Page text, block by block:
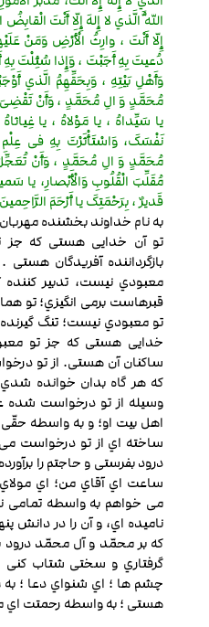
اللَّهُ الَّذي لا إِلهَ إِلّا أَنْتَ
إِلّا أَنْتَ ، وارِثُ الْأَرْضِ وَمَنْ
دُعیتَ بِهِ أَجَبْتَ ، وَإِذا سُئِلْتَ
وَأَهْلِ بَیْتِهِ ، وَبِحَقِّهِمُ الَّذي
مُحَمَّدٍ وَ الِ مُحَمَّدٍ ، وَأَنْ تَقْضِیَ
یا سَیِّداهُ ، یا مَوْلاهُ ، یا
نَفْسَکَ، وَاسْتَأْثَرْتَ بِهِ فی
مُحَمَّدٍ وَ الِ مُحَمَّدٍ ، وَأَنْ
مُقَلِّبَ الْقُلُوبِ وَالْأَبْصارِ، یا
قَدیرٌ ، بِرَحْمَتِکَ یا أَرْحَمَ
به نام خداوند بخشنده مهربان
تو آن خدایی هستی که جز
بازگرداننده آفریدگان
معبودي نیست، تدبیر
قبرهاست برمی انگیزي؛ تو
تو معبودي نیست؛ تنگ
خدایی هستی که جز تو
ساکنان آن هستی. از تو
که هر گاه بدان خوانده
وسیله از تو درخواست شده
اهل بیت او؛ و به واسطه
ساخته اي از تو درخواست
درود بفرستی و حاجتم را
ساعت اي آقاي من؛ اي
می خواهم به واسطه تمامی
نامیده اي، و آن را در دانش
که بر محمّد و آل محمّد درود
گرفتاري و سختی شتاب کنی
چشم ها ؛ اي شنواي دعا ؛ به
هستی ؛ به واسطه رحمتت اي